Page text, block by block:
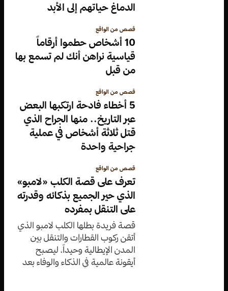
الدماغ حياتهم إلى الأبد
قصص من الواقع
10 أشخاص حطموا أرقاماً
قياسية نراهن أنك لم تسمع بها
من قبل
قصص من الواقع
5 أخطاء فادحة ارتكبها البعض
عبر التاريخ.. منها الجراح الذي
قتل ثلاثة أشخاص في عملية
جراحية واحدة
قصص من الواقع
تعرف على قصة الكلب «لامبو»
الذي حير الجميع بذكائه وقدرته
على التنقل بمفرده
قصة فريدة بطلها الكلب لامبو الذي
أتقن ركوب القطارات والتنقل بين
المدن الإيطالية وحيداً، ليصبح
أيقونة عالمية في الذكاء والوفاء بعد